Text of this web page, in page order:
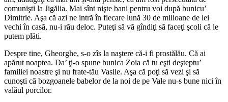
comunişti la Jigălia. Mai sînt nişte bani pentru voi după bunicu’
Dimitrie. Aşa că azi ne intră în fiecare lună 30 de milioane de lei
vechi în casă, nu-i rău deloc. Puteţi să vă gîndiţi să faceţi şcoli că le
putem plăti.
Despre tine, Gheorghe, s-o zîs la naştere că-i fi prostălău. Că ai
apărut noaptea. Da’ ţi-o spune bunica Zoia că tu eşti deşteptu’
familiei noastre şi nu frate-tău Vasile. Aşa că poţi să vezi şi să
cunoşti că bozgoanele babelor de la noi de pe Vale nu-s bune nici în
valăul porcilor.